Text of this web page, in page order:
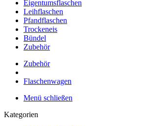
Eigentumsflaschen
Leihflaschen
Pfandflaschen
Trockeneis
Bündel
Zubehör
Zubehör
Flaschenwagen
Menü schließen
Kategorien